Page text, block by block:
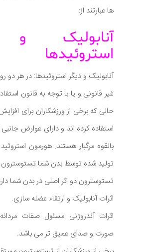
ها عبارتند از:
آنابولیک و
استروئیدها
آنابولیک و دیگر استروئیدها: در هر دو
غیر قانونی و یا با توجه به قانون
حالی که برخی از ورزشکاران برای
استفاده کرده اند و دارای عوارض
بالقوه مرگبار هستند. هورمون
تولید شده توسط بدن شما
تستوسترون دو اثر اصلی در بدن شما
اثرات آنابولیک و ارتقاء عضله سازی.
اثرات آندروژنی مسئول صفات
صورت و صدای عمیق تر می باشد.